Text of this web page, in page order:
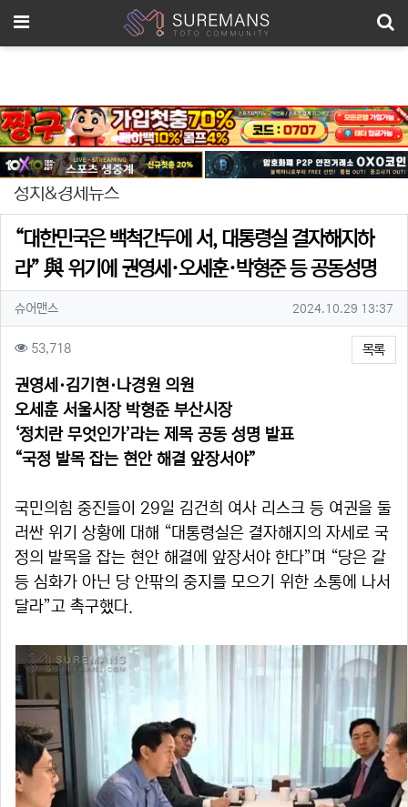
메뉴
정치&경제뉴스
“대한민국은 백척간두에 서, 대통령실 결자해지하
라” 與 위기에 권영세·오세훈·박형준 등 공동성명
작성자 정보
작성자
슈어맨스 작성일
2024.10.29 13:37
컨텐츠 정보
조회53,718 목록
본문
권영세·김기현·나경원 의원
오세훈 서울시장 박형준 부산시장
‘정치란 무엇인가’라는 제목 공동 성명 발표
“국정 발목 잡는 현안 해결 앞장서야”
국민의힘 중진들이 29일 김건희 여사 리스크 등 여권을 둘
러싼 위기 상황에 대해 “대통령실은 결자해지의 자세로 국
정의 발목을 잡는 현안 해결에 앞장서야 한다”며 “당은 갈
등 심화가 아닌 당 안팎의 중지를 모으기 위한 소통에 나서
달라”고 촉구했다.